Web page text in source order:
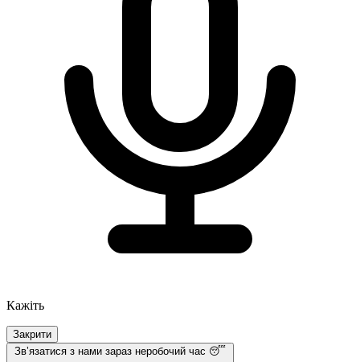
Кажіть
Закрити
Звʼязатися з нами зараз неробочий час 😴